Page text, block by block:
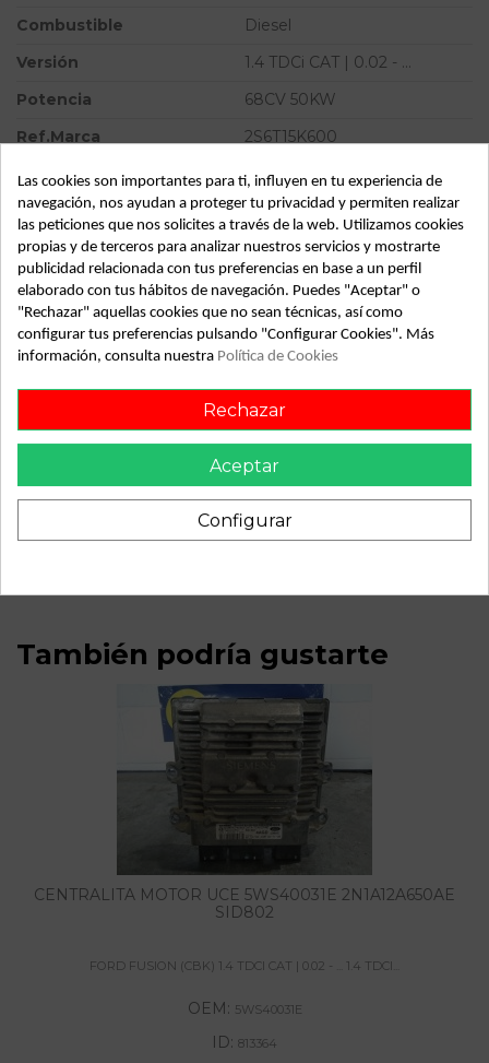
Combustible
Diesel
Versión
1.4 TDCi CAT | 0.02 - ...
Potencia
68CV 50KW
Ref.Marca
2S6T15K600
Modelo
FUSION (CBK) 1.4 TDCi CAT |
0.02 - ...
Almacén
49349
SubAlmacén
373
SubSubAlmacén
100029489
ID: 813365
Recambio de centralita cierre para ford fusion (cbk) 1.4 tdci
cat | 0.02 - ... 1.4 tdci cat | 0.02 - ... referencia OEM IAM
5WK48032D 2S6T15K600
También podría gustarte
CENTRALITA MOTOR UCE 5WS40031E 2N1A12A650AE
SID802
FORD FUSION (CBK) 1.4 TDCI CAT | 0.02 - ... 1.4 TDCI...
OEM: 5WS40031E
ID: 813364
Las cookies son importantes para ti, influyen en tu experiencia de
navegación, nos ayudan a proteger tu privacidad y permiten realizar
las peticiones que nos solicites a través de la web. Utilizamos cookies
propias y de terceros para analizar nuestros servicios y mostrarte
publicidad relacionada con tus preferencias en base a un perfil
elaborado con tus hábitos de navegación. Puedes "Aceptar" o
"Rechazar" aquellas cookies que no sean técnicas, así como
configurar tus preferencias pulsando "Configurar Cookies". Más
información, consulta nuestra Política de Cookies
Rechazar
Aceptar
Configurar